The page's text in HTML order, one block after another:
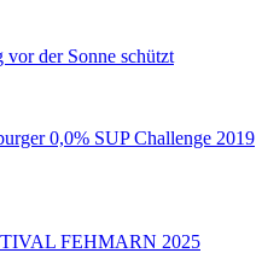
der Sonne schützt
0,0% SUP Challenge 2019
FEHMARN 2025